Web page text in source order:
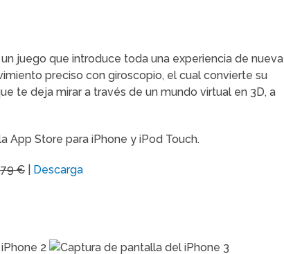
un juego que introduce toda una experiencia de nueva
preciso con giroscopio, el cual convierte su
te deja mirar a través de un mundo virtual en 3D, a
App Store para iPhone y iPod Touch.
€ Descarga